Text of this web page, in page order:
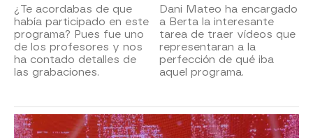
¿Te acordabas de que
había participado en este
programa? Pues fue uno
de los profesores y nos
ha contado detalles de
las grabaciones.
Dani Mateo ha encargado
a Berta la interesante
tarea de traer vídeos que
representaran a la
perfección de qué iba
aquel programa.